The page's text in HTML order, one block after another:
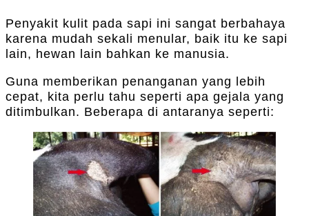
Penyakit kulit pada sapi ini sangat berbahaya
karena mudah sekali menular, baik itu ke sapi
lain, hewan lain bahkan ke manusia.
Guna memberikan penanganan yang lebih
cepat, kita perlu tahu seperti apa gejala yang
ditimbulkan. Beberapa di antaranya seperti: